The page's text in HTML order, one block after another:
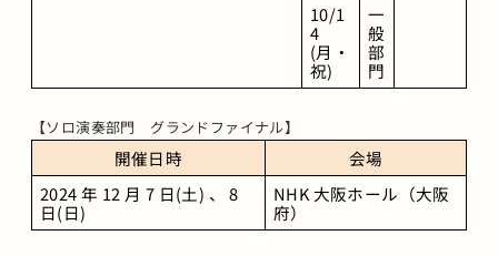
10/1
4
(月・
祝)
一
般
部
門
【ソロ演奏部門 グランドファイナル】
開催日時
会場
2024 年 12 月 7 日(土) 、 8
日(日)
NHK 大阪ホール（大阪
府）